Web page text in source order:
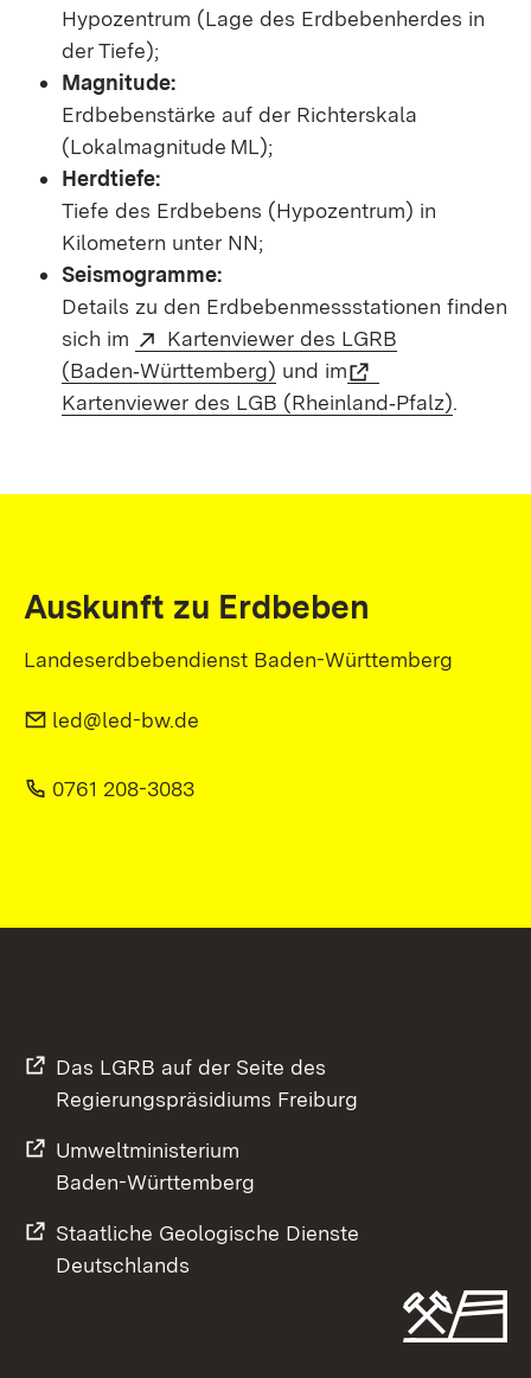
Hypozentrum (Lage des Erdbebenherdes in
der Tiefe);
Magnitude:
Erdbebenstärke auf der Richterskala
(Lokalmagnitude ML);
Herdtiefe:
Tiefe des Erdbebens (Hypozentrum) in
Kilometern unter NN;
Seismogramme:
Details zu den Erdbebenmessstationen finden
sich im
Kartenviewer des LGRB
(Baden‑Württemberg) und im
Kartenviewer des LGB (Rheinland‑Pfalz).
Auskunft zu Erdbeben
Landeserdbebendienst Baden-Württemberg
led@led-bw.de
0761 208-3083
Das LGRB auf der Seite des
Regierungspräsidiums Freiburg
Umweltministerium
Baden-Württemberg
Staatliche Geologische Dienste
Deutschlands